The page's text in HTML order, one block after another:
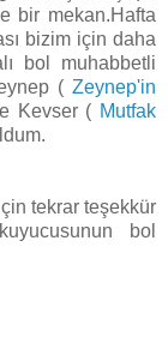
bir mekan.Hafta
bizim için daha
bol muhabbetli
(Zeynep'in
Kevser ( Mutfak
tekrar teşekkür
bol